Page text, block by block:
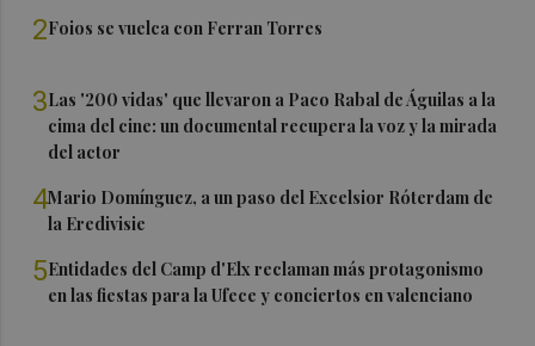
2Foios se vuelca con Ferran Torres
3Las '200 vidas' que llevaron a Paco Rabal de Águilas a la
cima del cine: un documental recupera la voz y la mirada
del actor
4Mario Domínguez, a un paso del Excelsior Róterdam de
la Eredivisie
5Entidades del Camp d'Elx reclaman más protagonismo
en las fiestas para la Ufece y conciertos en valenciano